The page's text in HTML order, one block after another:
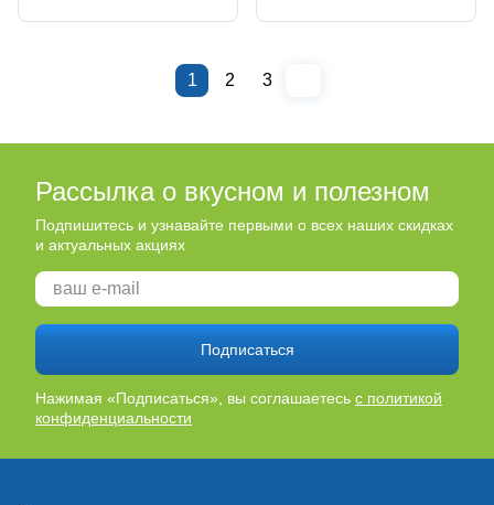
1 2 3
Рассылка о вкусном и полезном
Подпишитесь и узнавайте первыми о всех наших скидках
и актуальных акциях
Подписаться
Нажимая «Подписаться», вы соглашаетесь с политикой
конфиденциальности